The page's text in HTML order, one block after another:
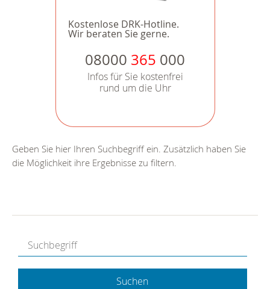
Kostenlose DRK-Hotline.
Wir beraten Sie gerne.
08000 365 000
Infos für Sie kostenfrei
rund um die Uhr
Geben Sie hier Ihren Suchbegriff ein. Zusätzlich haben Sie
die Möglichkeit ihre Ergebnisse zu filtern.
Suchen